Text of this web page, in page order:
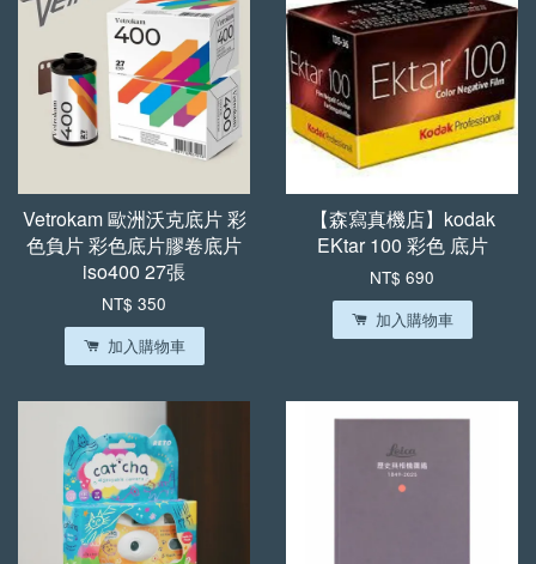
Vetrokam 歐洲沃克底片 彩
色負片 彩色底片膠卷底片
iso400 27張
NT$ 350
加入購物車
【森寫真機店】kodak
EKtar 100 彩色 底片
NT$ 690
加入購物車